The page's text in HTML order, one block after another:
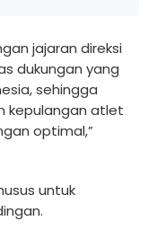
jajaran direksi
dukungan yang
sehingga
kepulangan atlet
optimal,”
untuk